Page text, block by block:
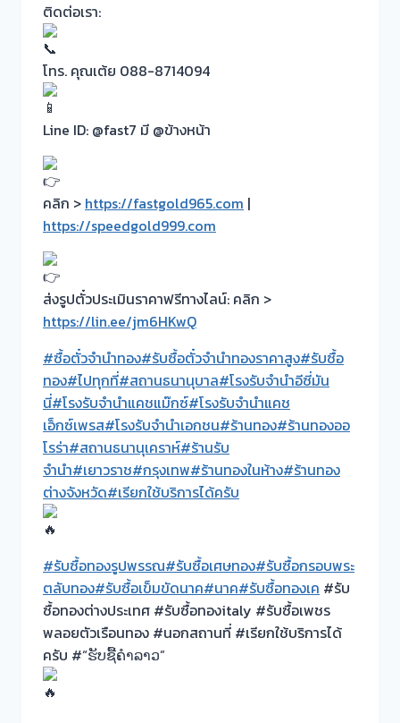
ติดต่อเรา:
โทร. คุณเต้ย 088-8714094
Line ID: @fast7 มี @ข้างหน้า
คลิก > https://fastgold965.com |
https://speedgold999.com
ส่งรูปตั๋วประเมินราคาฟรีทางไลน์: คลิก >
https://lin.ee/jm6HKwQ
#ซื้อตั๋วจำนำทอง#รับซื้อตั๋วจำนำทองราคาสูง#รับซื้อ
ทอง#ไปทุกที่#สถานธนานุบาล#โรงรับจำนำอีซี่มัน
นี่#โรงรับจำนำแคชแม๊กซ์#โรงรับจำนำแคช
เอ็กซ์เพรส#โรงรับจำนำเอกชน#ร้านทอง#ร้านทองออ
โรร่า#สถานธนานุเคราห์#ร้านรับ
จำนำ#เยาวราช#กรุงเทพ#ร้านทองในห้าง#ร้านทอง
ต่างจังหวัด#เรียกใช้บริการได้ครับ
#รับซื้อทองรูปพรรณ#รับซื้อเศษทอง#รับซื้อกรอบพระ
ตลับทอง#รับซื้อเข็มขัดนาค#นาค#รับซื้อทองเค #รับ
ซื้อทองต่างประเทศ #รับซื้อทองitaly #รับซื้อเพชร
พลอยตัวเรือนทอง #นอกสถานที่ #เรียกใช้บริการได้
ครับ #“ຮັບຊື້ຄຳລາວ”